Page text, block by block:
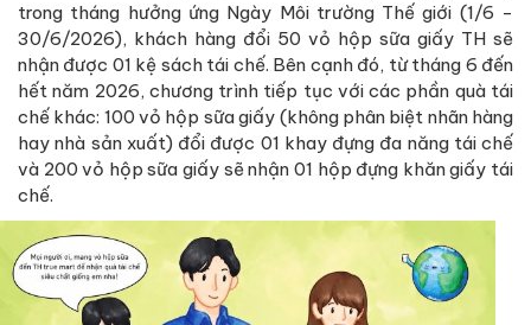
trong tháng hưởng ứng Ngày Môi trường Thế giới (1/6 -
30/6/2026), khách hàng đổi 50 vỏ hộp sữa giấy TH sẽ
nhận được 01 kệ sách tái chế. Bên cạnh đó, từ tháng 6 đến
hết năm 2026, chương trình tiếp tục với các phần quà tái
chế khác: 100 vỏ hộp sữa giấy (không phân biệt nhãn hàng
hay nhà sản xuất) đổi được 01 khay đựng đa năng tái chế
và 200 vỏ hộp sữa giấy sẽ nhận 01 hộp đựng khăn giấy tái
chế.